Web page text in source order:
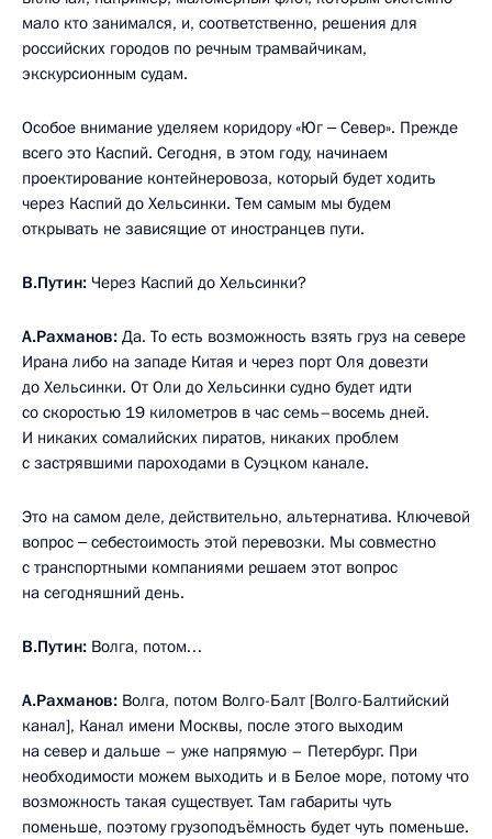
мало кто занимался, и, соответственно, решения для
российских городов по речным трамвайчикам,
экскурсионным судам.
Особое внимание уделяем коридору «Юг ‒ Север». Прежде
всего это Каспий. Сегодня, в этом году, начинаем
проектирование контейнеровоза, который будет ходить
через Каспий до Хельсинки. Тем самым мы будем
открывать не зависящие от иностранцев пути.
В.Путин: Через Каспий до Хельсинки?
А.Рахманов: Да. То есть возможность взять груз на севере
Ирана либо на западе Китая и через порт Оля довезти
до Хельсинки. От Оли до Хельсинки судно будет идти
со скоростью 19 километров в час семь–восемь дней.
И никаких сомалийских пиратов, никаких проблем
с застрявшими пароходами в Суэцком канале.
Это на самом деле, действительно, альтернатива. Ключевой
вопрос ‒ себестоимость этой перевозки. Мы совместно
с транспортными компаниями решаем этот вопрос
на сегодняшний день.
В.Путин: Волга, потом…
А.Рахманов: Волга, потом Волго-Балт [Волго-Балтийский
канал], Канал имени Москвы, после этого выходим
на север и дальше – уже напрямую – Петербург. При
необходимости можем выходить и в Белое море, потому что
возможность такая существует. Там габариты чуть
поменьше, поэтому грузоподъёмность будет чуть поменьше.